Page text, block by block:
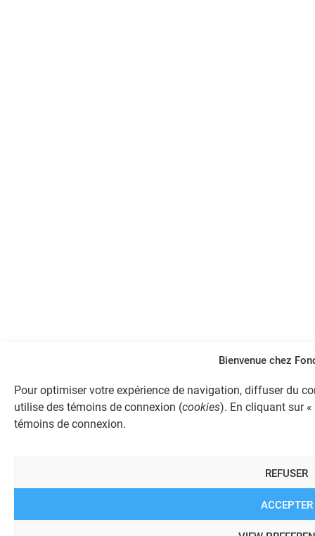
Bienvenue chez
Pour optimiser votre expérience de navigation, diffuser du
utilise des témoins de connexion (cookies). En cliquant sur «
témoins de connexion.
ACCEPTER
REFUSER